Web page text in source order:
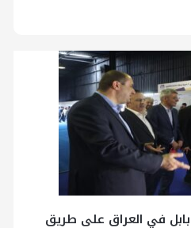
في العراق على طريق